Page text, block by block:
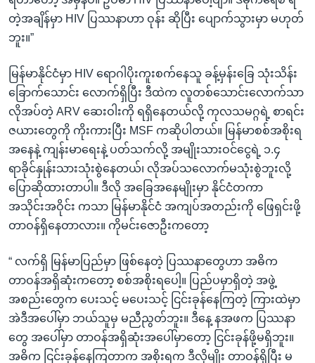
တဲ့အချိန်မှာ HIV ပြဿနာဟာ ဝုန်း ဆိုပြီး ပျောက်သွားမှာ မဟုတ်
ဘူး။”
မြန်မာနိုင်ငံမှာ HIV ရောဂါပိုးကူးစက်နေသူ ခန့်မှန်းခြေ သုံးသိန်း
ခြောက်သောင်း လောက်ရှိပြီး ဒီထဲက လူတစ်သောင်းလောက်သာ
လိုအပ်တဲ့ ARV ဆေးဝါးကို ရရှိနေတယ်လို့ ကုလသမဂ္ဂရဲ့ စာရင်း
ဇယားတွေကို ကိုးကားပြီး MSF ကဆိုပါတယ်။ မြန်မာစစ်အစိုးရ
အနေနဲ့ ကျန်းမာရေးနဲ့ ပတ်သက်လို့ အမျိုးသားဝင်ငွေရဲ့ ၁.၄
ရာခိုင်နှုန်းသားသုံးစွဲနေတယ်၊ လိုအပ်သလောက်မသုံးစွဲဘူးလို့
ပြောဆိုထားတာပါ။ ဒီလို အခြေအနေမျိုးမှာ နိုင်ငံတကာ
အသိုင်းအဝိုင်း ကသာ မြန်မာနိုင်ငံ အကျပ်အတည်းကို ဖြေရှင်းဖို့
တာဝန်ရှိနေတာလား။ ကိုမင်းဇောဦးကတော့
“ လက်ရှိ မြန်မာပြည်မှာ ဖြစ်နေတဲ့ ပြဿနာတွေဟာ အဓိက
တာဝန်အရှိဆုံးကတော့ စစ်အစိုးရပေါ့။ ပြည်ပမှာရှိတဲ့ အဖွဲ့
အစည်းတွေက ပေးသင့် မပေးသင့် ငြင်းခုန်နေကြတဲ့ ကြားထဲမှာ
အဲဒီအပေါ်မှာ ဘယ်သူမှ မညီညွတ်ဘူး။ ဒီနေ့ နအဖက ပြဿနာ
တွေ အပေါ်မှာ တာဝန်အရှိဆုံးအပေါ်မှာတော့ ငြင်းခုန်ဖို့မရှိဘူး။
အဓိက ငြင်းခုန်နေကြတာက အစိုးရက ဒီလိုမျိုး တာဝန်ရှိပြီး မ